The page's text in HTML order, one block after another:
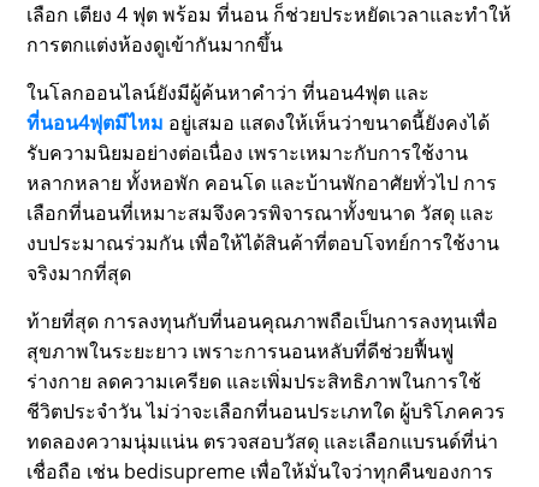
เลือก เตียง 4 ฟุต พร้อม ที่นอน ก็ช่วยประหยัดเวลาและทำให้
การตกแต่งห้องดูเข้ากันมากขึ้น
ในโลกออนไลน์ยังมีผู้ค้นหาคำว่า ที่นอน4ฟุต และ
ที่นอน4ฟุตมีไหม อยู่เสมอ แสดงให้เห็นว่าขนาดนี้ยังคงได้
รับความนิยมอย่างต่อเนื่อง เพราะเหมาะกับการใช้งาน
หลากหลาย ทั้งหอพัก คอนโด และบ้านพักอาศัยทั่วไป การ
เลือกที่นอนที่เหมาะสมจึงควรพิจารณาทั้งขนาด วัสดุ และ
งบประมาณร่วมกัน เพื่อให้ได้สินค้าที่ตอบโจทย์การใช้งาน
จริงมากที่สุด
ท้ายที่สุด การลงทุนกับที่นอนคุณภาพถือเป็นการลงทุนเพื่อ
สุขภาพในระยะยาว เพราะการนอนหลับที่ดีช่วยฟื้นฟู
ร่างกาย ลดความเครียด และเพิ่มประสิทธิภาพในการใช้
ชีวิตประจำวัน ไม่ว่าจะเลือกที่นอนประเภทใด ผู้บริโภคควร
ทดลองความนุ่มแน่น ตรวจสอบวัสดุ และเลือกแบรนด์ที่น่า
เชื่อถือ เช่น bedisupreme เพื่อให้มั่นใจว่าทุกคืนของการ